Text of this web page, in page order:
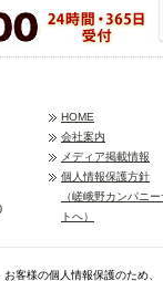
HOME
会社案内
メディア掲載情報
個人情報保護方針
（嵯峨野カンパニ
トへ）
客様の個人情報保護のため、